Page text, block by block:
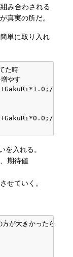
み合わされる
真実の所だ。
単に取り入れ
た時
やす
期待
期待
を入れる。
期待値
せていく。
が大きかったら